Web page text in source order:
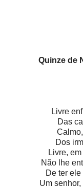
Quinze de
Livre
Das
Dos
Livre,
Não lhe
De ter
Um